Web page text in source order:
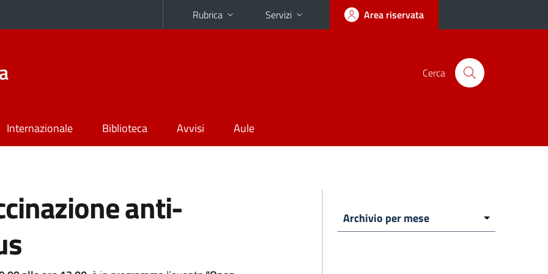
Rubrica Servizi Area riservata
Cerca
Internazionale Biblioteca Avvisi Aule
anti-